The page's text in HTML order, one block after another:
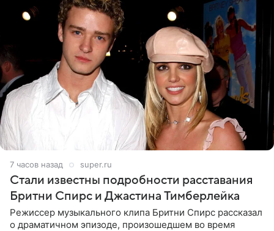
7 часов назад super.ru
Стали известны подробности расставания
Бритни Спирс и Джастина Тимберлейка
Режиссер музыкального клипа Бритни Спирс рассказал
о драматичном эпизоде, произошедшем во время